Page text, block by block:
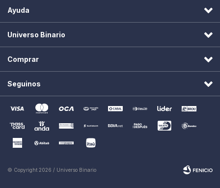
Ayuda
Universo Binario
Comprar
Seguinos
© Copyright 2026 / Universo Binario